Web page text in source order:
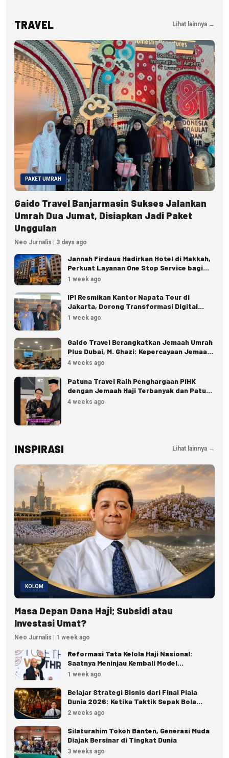
TRAVEL Lihat lainnya →
PAKET UMRAH
Gaido Travel Banjarmasin Sukses Jalankan
Umrah Dua Jumat, Disiapkan Jadi Paket
Unggulan
Neo Jurnalis | 3 days ago
Jannah Firdaus Hadirkan Hotel di Makkah,
Perkuat Layanan One Stop Service bagi
Jemaah
1 week ago
IPI Resmikan Kantor Napata Tour di
Jakarta, Dorong Transformasi Digital
Pariwisata
1 week ago
Gaido Travel Berangkatkan Jemaah Umrah
Plus Dubai, M. Ghazi: Kepercayaan Jemaah
Terus Meningkat
4 weeks ago
Patuna Travel Raih Penghargaan PIHK
dengan Jemaah Haji Terbanyak dan Patuh
Regulasi
4 weeks ago
INSPIRASI Lihat lainnya →
KOLOM
Masa Depan Dana Haji; Subsidi atau
Investasi Umat?
Neo Jurnalis | 1 week ago
Reformasi Tata Kelola Haji Nasional:
Saatnya Meninjau Kembali Model
Pengelolaan Haji Reguler
1 week ago
Belajar Strategi Bisnis dari Final Piala
Dunia 2026: Ketika Taktik Sepak Bola
Menjadi Inspirasi Kesuksesan Bisnis
2 weeks ago
Silaturahim Tokoh Banten, Generasi Muda
Diajak Bersinar di Tingkat Dunia
3 weeks ago